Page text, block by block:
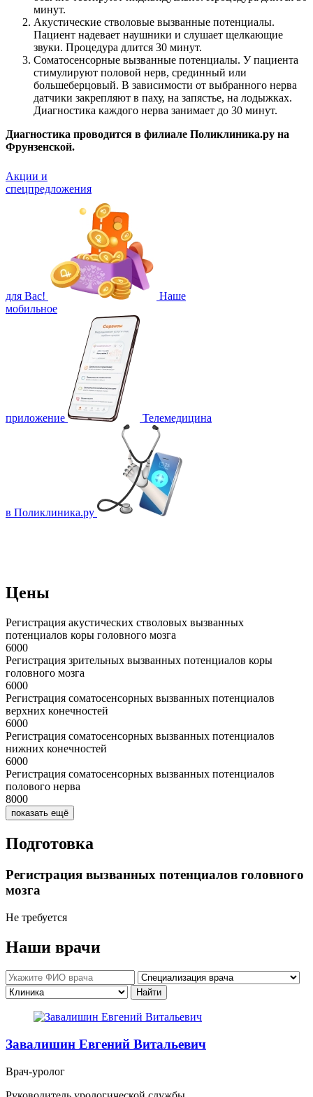
минут.
Акустические стволовые вызванные потенциалы.
Пациент надевает наушники и слушает щелкающие
звуки. Процедура длится 30 минут.
Соматосенсорные вызванные потенциалы. У пациента
стимулируют половой нерв, срединный или
большеберцовый. В зависимости от выбранного нерва
датчики закрепляют в паху, на запястье, на лодыжках.
Диагностика каждого нерва занимает до 30 минут.
Диагностика проводится в филиале Поликлиника.ру на
Фрунзенской.
Акции и
спецпредложения
для Вас!
Наше
мобильное
приложение Телемедицина
в Поликлиника.ру
Цены
Регистрация акустических стволовых вызванных
потенциалов коры головного мозга
6000
Регистрация зрительных вызванных потенциалов коры
головного мозга
6000
Регистрация соматосенсорных вызванных потенциалов
верхних конечностей
6000
Регистрация соматосенсорных вызванных потенциалов
нижних конечностей
6000
Регистрация соматосенсорных вызванных потенциалов
полового нерва
8000
показать ещё
Подготовка
Регистрация вызванных потенциалов головного
мозга
Не требуется
Наши врачи
Завалишин Евгений Витальевич
Врач-уролог